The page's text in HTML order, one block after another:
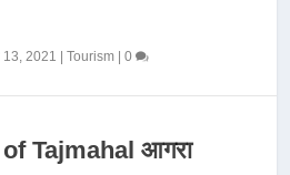
2021 |Tourism |0
Tajmahal आगरा